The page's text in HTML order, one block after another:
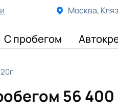
Москва,
С пробегом
56